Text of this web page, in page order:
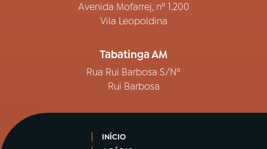
Avenida Mofarrej, nº 1.200
Vila Leopoldina
Tabatinga AM
Rua Rui Barbosa S/Nº
Rui Barbosa
INÍCIO